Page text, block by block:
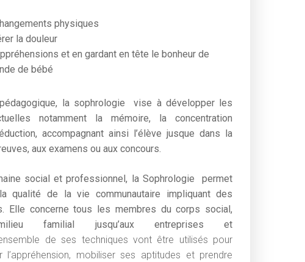
physiques
la douleur
et en gardant en tête le bonheur de
de bébé
la sophrologie vise à développer les
notamment la mémoire, la concentration
accompagnant ainsi l’élève jusque dans la
aux examens ou aux concours.
social et professionnel, la Sophrologie permet
qualité de la vie communautaire impliquant des
Elle concerne tous les membres du corps social,
familial jusqu’aux entreprises et
de ses techniques vont être utilisés pour
l’appréhension, mobiliser ses aptitudes et prendre